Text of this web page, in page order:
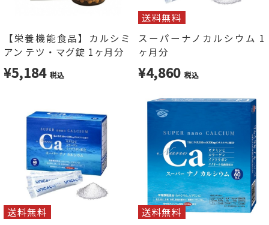
【栄養機能食品】カルシミ
アン テツ・マグ錠 1ヶ月分
¥5,184 税込
送料無料
スーパーナノカルシウム 1
ヶ月分
¥4,860 税込
送料無料
送料無料